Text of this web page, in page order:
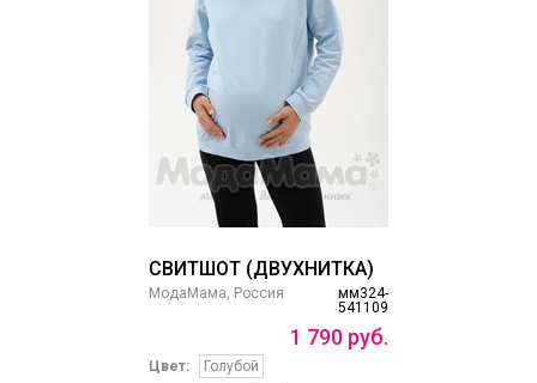
СВИТШОТ (ДВУХНИТКА)
мм324-
541109
МодаМама, Россия
1 790 руб.
Цвет:
Голубой